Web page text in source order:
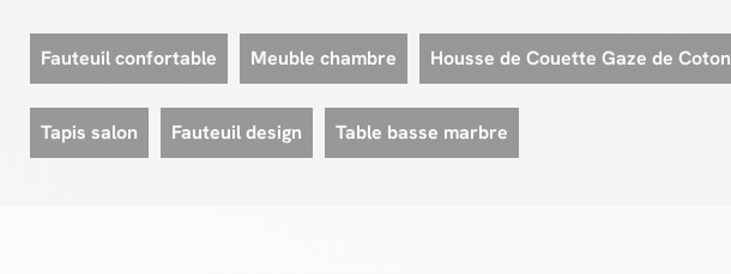
Fauteuil confortable Meuble chambre Housse de Couette Gaze de Coton
Tapis salon Fauteuil design Table basse marbre